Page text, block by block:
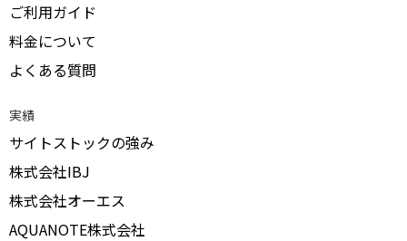
ご利用ガイド
料金について
よくある質問
実績
サイトストックの強み
株式会社IBJ
株式会社オーエス
AQUANOTE株式会社